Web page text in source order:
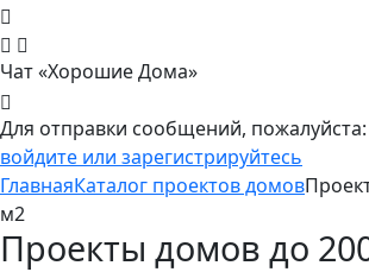
Чат «Хорошие Дома»
Для отправки сообщений, пожалуйста:
войдите или зарегистрируйтесь
ГлавнаяКаталог проектов домов
м2
Проекты домов до